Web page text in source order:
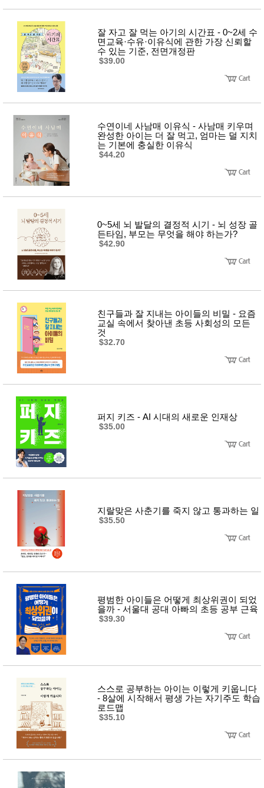
잘 자고 잘 먹는 아기의 시간표 - 0~2세 수
면교육·수유·이유식에 관한 가장 신뢰할
수 있는 기준, 전면개정판
$39.00
수연이네 사남매 이유식 - 사남매 키우며
완성한 아이는 더 잘 먹고, 엄마는 덜 지치
는 기본에 충실한 이유식
$44.20
0~5세 뇌 발달의 결정적 시기 - 뇌 성장 골
든타임, 부모는 무엇을 해야 하는가?
$42.90
친구들과 잘 지내는 아이들의 비밀 - 요즘
교실 속에서 찾아낸 초등 사회성의 모든
것
$32.70
퍼지 키즈 - AI 시대의 새로운 인재상
$35.00
지랄맞은 사춘기를 죽지 않고 통과하는 일
$35.50
평범한 아이들은 어떻게 최상위권이 되었
을까 - 서울대 공대 아빠의 초등 공부 근육
$39.30
스스로 공부하는 아이는 이렇게 키웁니다
- 8살에 시작해서 평생 가는 자기주도 학습
로드맵
$35.10